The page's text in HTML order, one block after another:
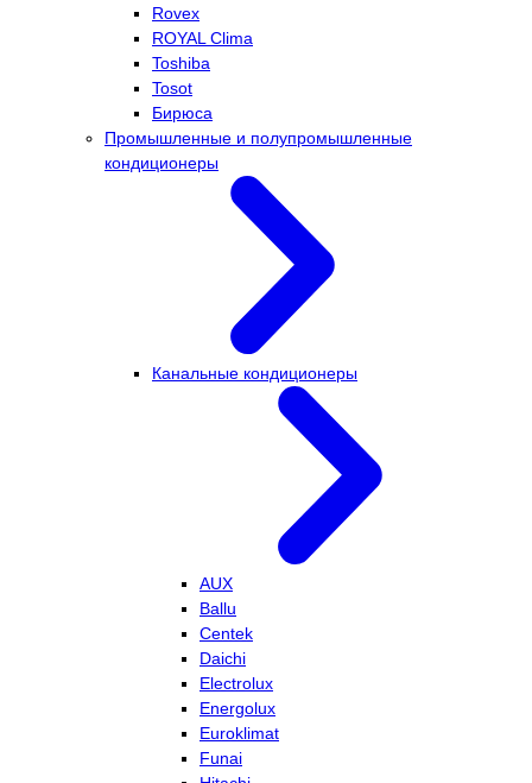
Rovex
ROYAL Clima
Toshiba
Tosot
Бирюса
Промышленные и полупромышленные
кондиционеры
Канальные кондиционеры
AUX
Ballu
Centek
Daichi
Electrolux
Energolux
Euroklimat
Funai